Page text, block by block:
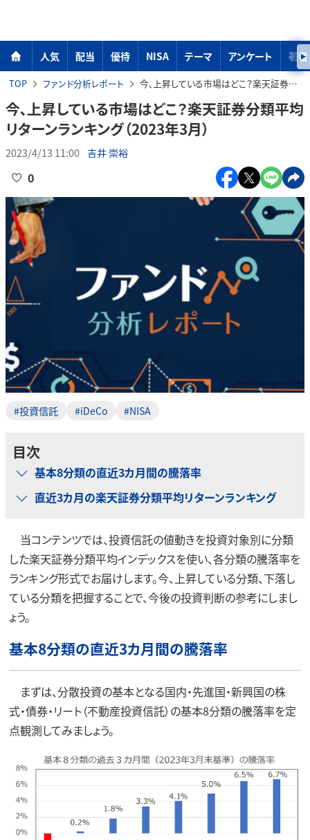
人気 配当 優待 NISA テーマ アンケート 著者
TOP ファンド分析レポート 今､上昇している市場はどこ？楽天証券分類平均リターンランキング（2023年3月）
今､上昇している市場はどこ？楽天証券分類平均
リターンランキング（2023年3月）
2023/4/13 11:00 吉井 崇裕
0
#投資信託 #iDeCo #NISA
目次
基本8分類の直近3カ月間の騰落率
直近3カ月の楽天証券分類平均リターンランキング
当コンテンツでは、投資信託の値動きを投資対象別に分類
した楽天証券分類平均インデックスを使い、各分類の騰落率を
ランキング形式でお届けします。今、上昇している分類、下落し
ている分類を把握することで、今後の投資判断の参考にしまし
ょう。
基本8分類の直近3カ月間の騰落率
まずは、分散投資の基本となる国内・先進国・新興国の株
式・債券・リート（不動産投資信託）の基本8分類の騰落率を定
点観測してみましょう。